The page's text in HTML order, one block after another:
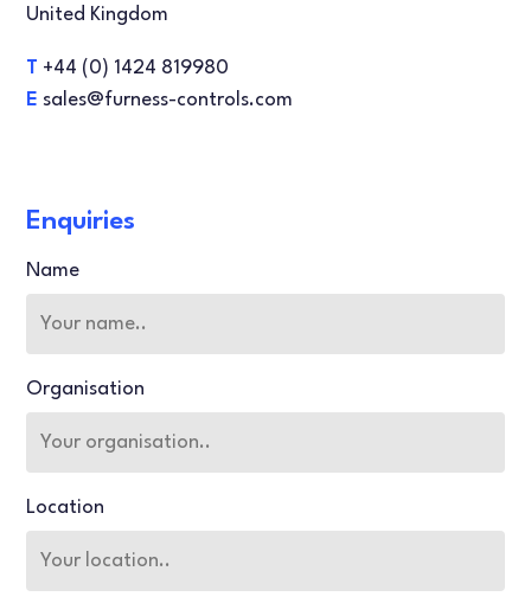
United Kingdom
T +44 (0) 1424 819980
E sales@furness-controls.com
Enquiries
Name
Organisation
Location